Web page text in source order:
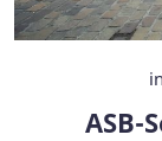
ASB-